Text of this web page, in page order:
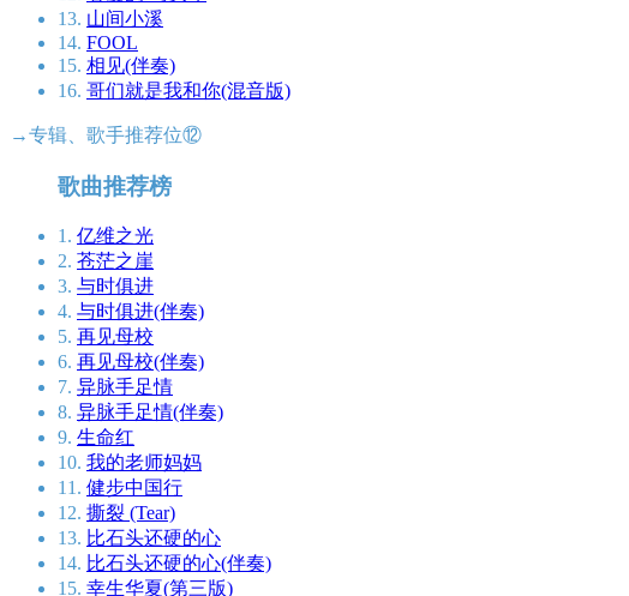
13. 山间小溪
14. FOOL
15. 相见(伴奏)
16. 哥们就是我和你(混音版)
→专辑、歌手推荐位⑫
歌曲推荐榜
1. 亿维之光
2. 苍茫之崖
3. 与时俱进
4. 与时俱进(伴奏)
5. 再见母校
6. 再见母校(伴奏)
7. 异脉手足情
8. 异脉手足情(伴奏)
9. 生命红
10. 我的老师妈妈
11. 健步中国行
12. 撕裂 (Tear)
13. 比石头还硬的心
14. 比石头还硬的心(伴奏)
15. 幸生华夏(第三版)